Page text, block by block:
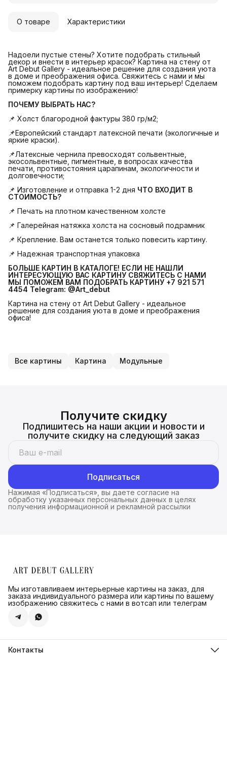
О товаре Характеристики
Надоели пустые стены? Хотите подобрать стильный
декор и внести в интерьер красок? Картина на стену от
Art Debut Gallery - идеальное решение для создания уюта
в доме и преображения офиса. Свяжитесь с нами и мы
поможем подобрать картину под ваш интерьер! Сделаем
примерку картины по изображению!
ПОЧЕМУ ВЫБРАТЬ НАС?
📌 Холст благородной фактуры 380 гр/м2;
📌Европейский стандарт латексной печати (экологичные и
яркие краски).
📌Латексные чернила превосходят сольвентные,
экосольвентные, пигментные, в вопросах качества
печати, противостояния царапинам, экологичности и
долговечности;
📌 Изготовление и отправка 1-2 дня ЧТО ВХОДИТ В
СТОИМОСТЬ?
📌 Печать на плотном качественном холсте
📌 Галерейная натяжка холста на сосновый подрамник
📌 Крепление. Вам останется только повесить картину.
📌 Надежная транспортная упаковка
БОЛЬШЕ КАРТИН В КАТАЛОГЕ! ЕСЛИ НЕ НАШЛИ
ИНТЕРЕСУЮЩУЮ ВАС КАРТИНУ СВЯЖИТЕСЬ С НАМИ
МЫ ПОМОЖЕМ ВАМ ПОДОБРАТЬ КАРТИНУ +7 921 571
4454 Telegram: @Art_debut
Картина на стену от Art Debut Gallery - идеальное
решение для создания уюта в доме и преображения
офиса!
Все картины Картина Модульные
Получите скидку
Подпишитесь на наши акции и новости и
получите скидку на следующий заказ
Подписаться
Нажимая «Подписаться», вы даете согласие на
обработку указанных персональных данных в целях
получения информационной и рекламной рассылки
Мы изготавливаем интерьерные картины на заказ, для
заказа индивидуального размера или картины по вашему
изображению свяжитесь с нами в вотсап или телеграм
Контакты